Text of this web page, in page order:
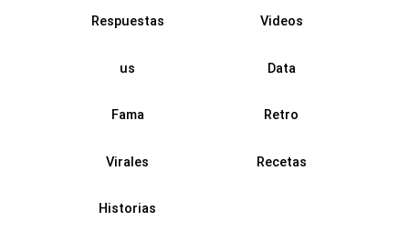
Respuestas Videos
us Data
Fama Retro
Virales Recetas
Historias